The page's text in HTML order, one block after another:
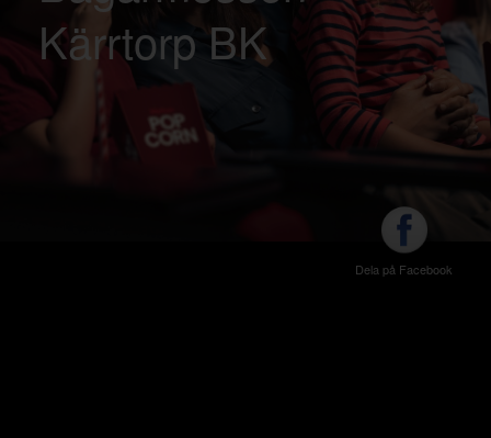
Kärrtorp BK
Dela på Facebook